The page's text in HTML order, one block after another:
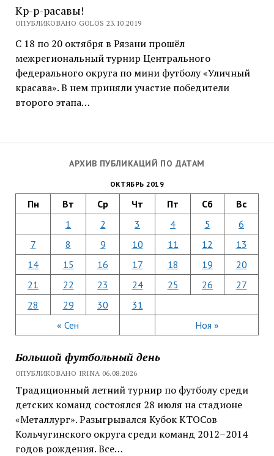
АРХИВ ПУБЛИКАЦИЙ ПО ДАТАМ
ОКТЯБРЬ 2019
Пн Вт Ср Чт Пт Сб Вс
« Сен Ноя »
1 2 3 4 5
6
7
8 9 10 11 12
13
14
15 16 17 18 19
20
21
22 23 24 25 26
27
28
29 30 31
Большой футбольный день
ОПУБЛИКОВАНО IRINA 06.08.2026
Традиционный летний турнир по футболу среди
детских команд состоялся 28 июля на стадионе
«Металлург». Разыгрывался Кубок КТОСов
Кольчугинского округа среди команд 2012–2014
годов рождения. Все…
Кр-р-расавы!
ОПУБЛИКОВАНО GOLOS 23.10.2019
С 18 по 20 октября в Рязани прошёл
межрегиональный турнир Центрального
федерального округа по мини футболу «Уличный
красава». В нем приняли участие победители
второго этапа…